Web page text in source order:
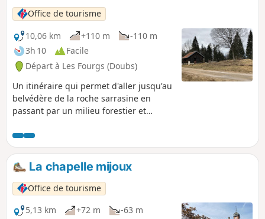
Office de tourisme
10,06 km
+110 m
-110 m
3h 10
Facile
Départ à Les Fourgs (Doubs)
Un itinéraire qui permet d'aller jusqu'au
belvédère de la roche sarrasine en
passant par un milieu forestier et
village des Fourgs.
La chapelle mijoux
Office de tourisme
5,13 km
+72 m
-63 m